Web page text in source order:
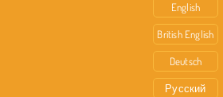
English
British English
Deutsch
Русский